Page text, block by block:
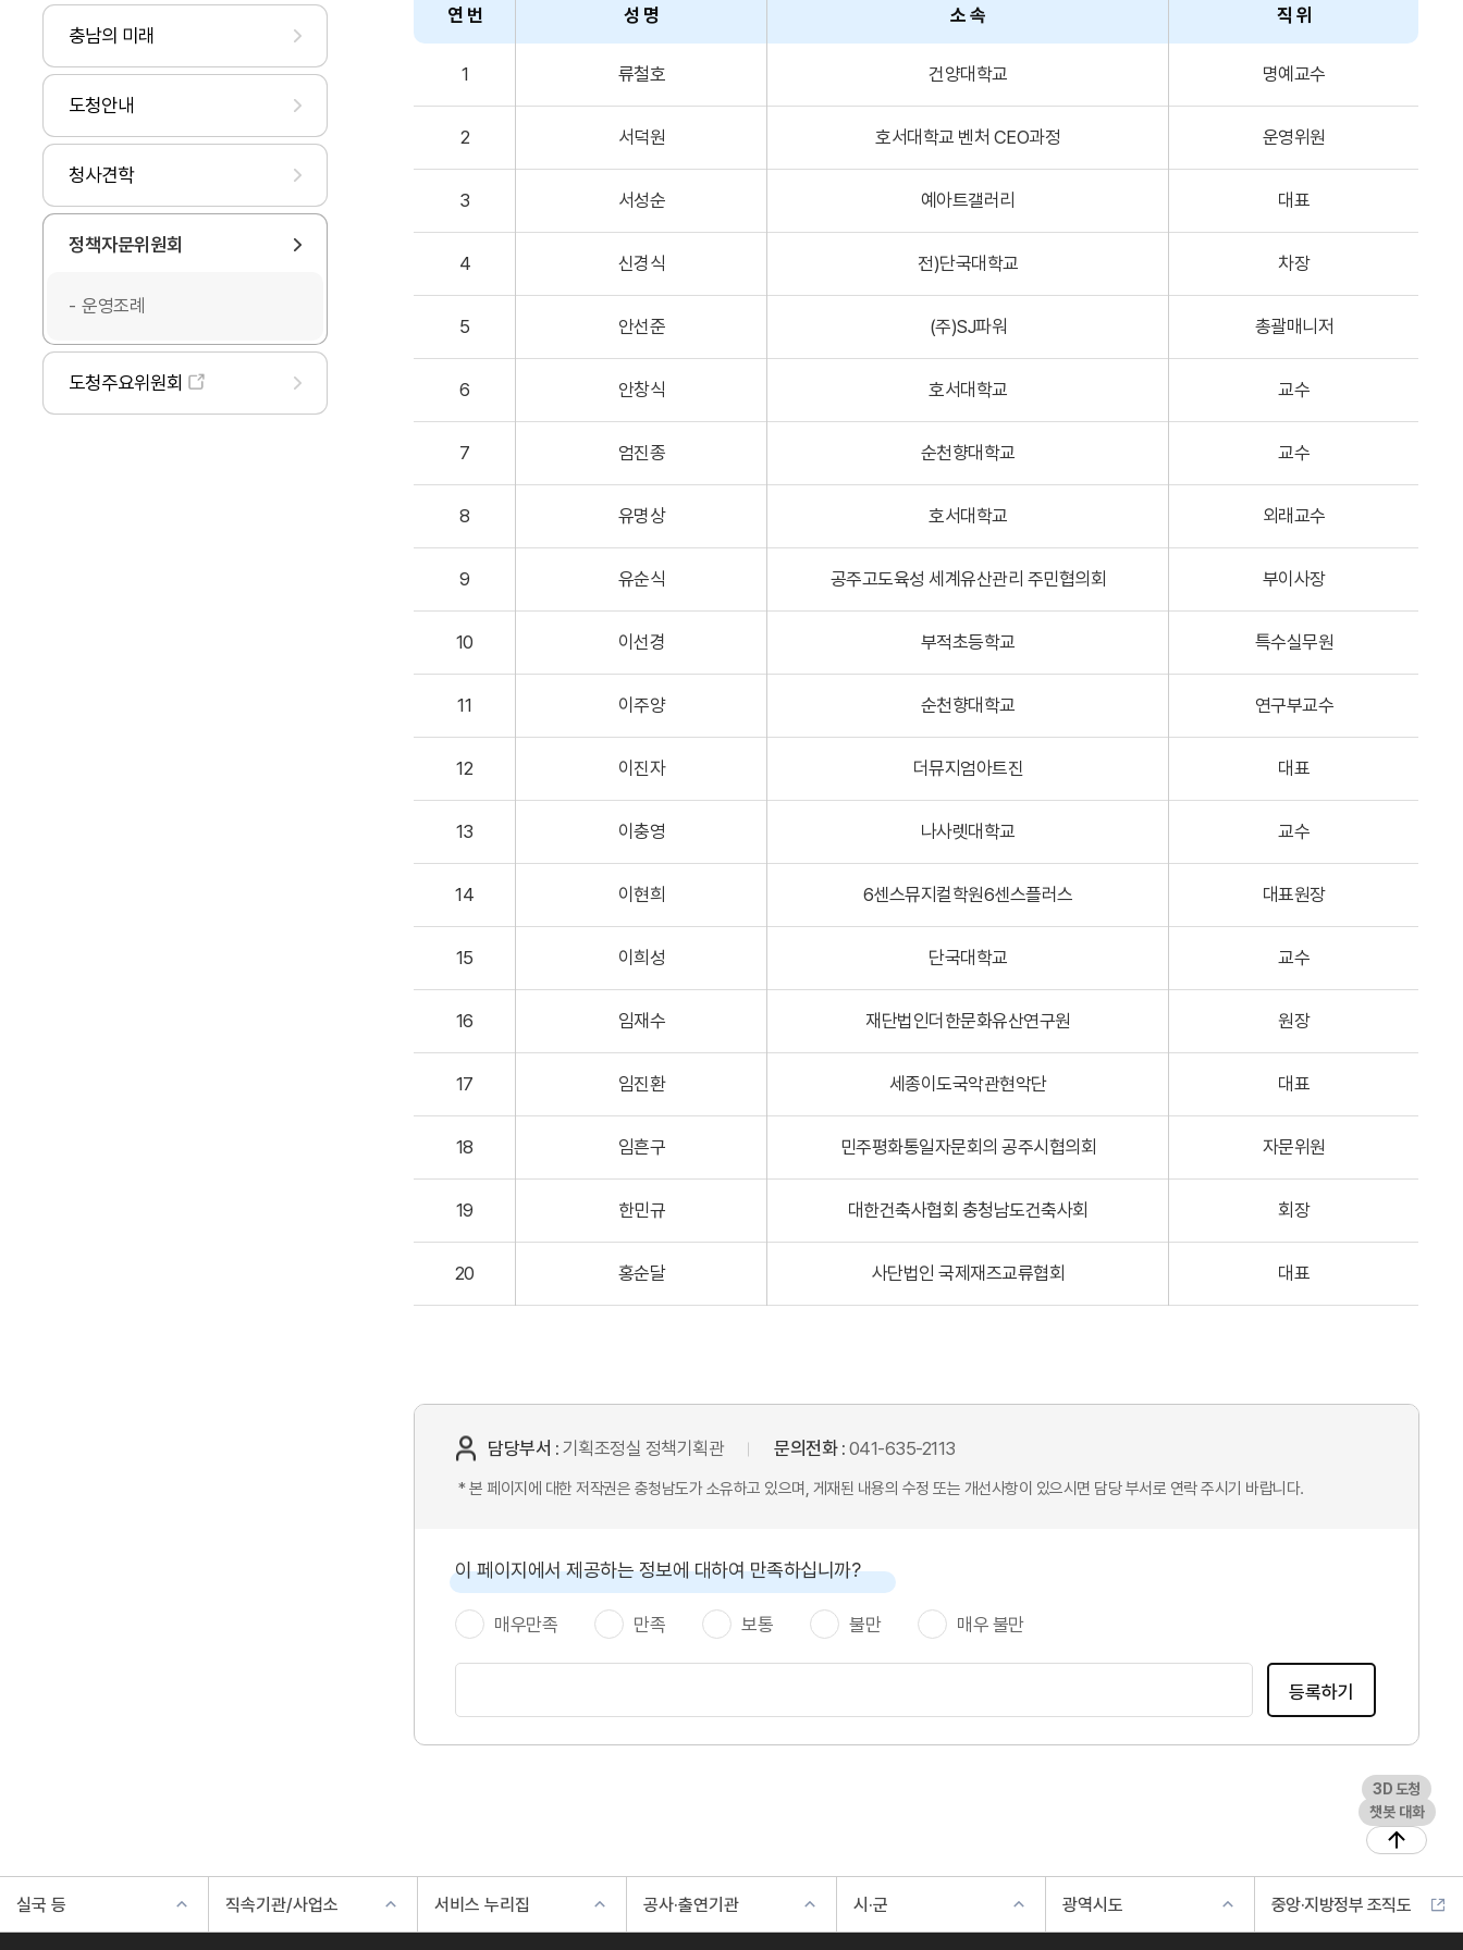
충남의 미래
도청안내
청사견학
정책자문위원회
운영조례
도청주요위원회
연 번 성 명 소 속 직 위
1 류철호 건양대학교 명예교수
2 서덕원 호서대학교 벤처 CEO과정 운영위원
3 서성순 예아트갤러리 대표
4 신경식 전)단국대학교 차장
5 안선준 (주)SJ파워 총괄매니저
6 안창식 호서대학교 교수
7 엄진종 순천향대학교 교수
8 유명상 호서대학교 외래교수
9 유순식 공주고도육성 세계유산관리 주민협의회 부이사장
10 이선경 부적초등학교 특수실무원
11 이주양 순천향대학교 연구부교수
12 이진자 더뮤지엄아트진 대표
13 이충영 나사렛대학교 교수
14 이현희 6센스뮤지컬학원6센스플러스 대표원장
15 이희성 단국대학교 교수
16 임재수 재단법인더한문화유산연구원 원장
17 임진환 세종이도국악관현악단 대표
18 임흔구 민주평화통일자문회의 공주시협의회 자문위원
19 한민규 대한건축사협회 충청남도건축사회 회장
20 홍순달 사단법인 국제재즈교류협회 대표
담당부서 : 기획조정실 정책기획관 문의전화 : 041-635-2113
* 본 페이지에 대한 저작권은 충청남도가 소유하고 있으며, 게재된 내용의 수정 또는 개선사항이 있으시면 담당 부서로 연락 주시기 바랍니다.
이 페이지에서 제공하는 정보에 대하여 만족하십니까?
매우만족 만족 보통 불만 매우 불만
등록하기
3D 도청
챗봇 대화
실국 등 직속기관/사업소 서비스 누리집 공사·출연기관 시·군 광역시도 중앙·지방정부 조직도